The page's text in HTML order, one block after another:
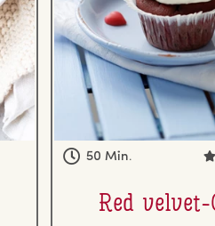
50 Min.
Red velvet-